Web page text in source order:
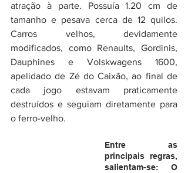
atração à parte. Possuía 1.20 cm de
tamanho e pesava cerca de 12 quilos.
Carros velhos, devidamente
modificados, como Renaults, Gordinis,
Dauphines e Volskwagens 1600,
apelidado de Zé do Caixão, ao final de
cada jogo estavam praticamente
destruídos e seguiam diretamente para
o ferro-velho.
Entre as
principais regras,
salientam-se: O